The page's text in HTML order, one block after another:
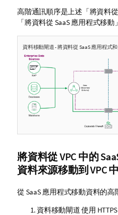
高階通訊順序是上述「將資料
「將資料從 SaaS 應用程式移動
資料移動閘道- 將資料從 SaaS 應用程式
將資料從 VPC 中的
資料來源移動到 VPC
從 SaaS 應用程式移動資料的高
資料移動閘道使用